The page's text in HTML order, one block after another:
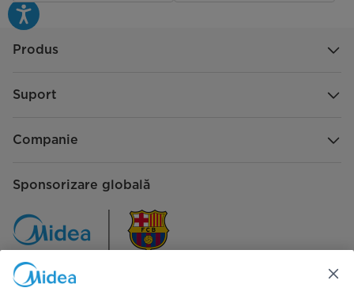
Produs
Suport
Companie
Sponsorizare globală